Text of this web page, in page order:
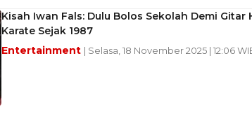
Kisah Iwan Fals: Dulu Bolos Sekolah Demi Gitar
Karate Sejak 1987
Entertainment | Selasa, 18 November 2025 | 12:06